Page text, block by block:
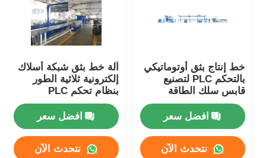
سحب الجهاز
آلة حزم الكابلات
آلة لف الكابلات
خط إنتاج بثق أوتوماتيكي
بالتحكم PLC لتصنيع
قابس سلك الطاقة
افضل سعر
نتحدث الآن
آلة خط بثق شبكة أسلاك
إلكترونية ثلاثية الطور
بنظام تحكم PLC
افضل سعر
نتحدث الآن